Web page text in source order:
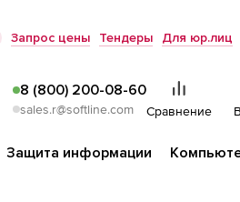
Запрос цены Тендеры Для юр.лиц
8 (800) 200-08-60
sales.r@softline.com Сравнение
Защита информации